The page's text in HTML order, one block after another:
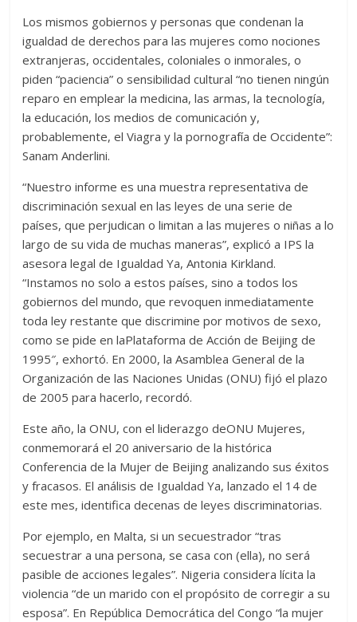
Los mismos gobiernos y personas que condenan la
igualdad de derechos para las mujeres como nociones
extranjeras, occidentales, coloniales o inmorales, o
piden “paciencia” o sensibilidad cultural “no tienen ningún
reparo en emplear la medicina, las armas, la tecnología,
la educación, los medios de comunicación y,
probablemente, el Viagra y la pornografía de Occidente”:
Sanam Anderlini.
“Nuestro informe es una muestra representativa de
discriminación sexual en las leyes de una serie de
países, que perjudican o limitan a las mujeres o niñas a lo
largo de su vida de muchas maneras”, explicó a IPS la
asesora legal de Igualdad Ya, Antonia Kirkland.
“Instamos no solo a estos países, sino a todos los
gobiernos del mundo, que revoquen inmediatamente
toda ley restante que discrimine por motivos de sexo,
como se pide en laPlataforma de Acción de Beijing de
1995″, exhortó. En 2000, la Asamblea General de la
Organización de las Naciones Unidas (ONU) fijó el plazo
de 2005 para hacerlo, recordó.
Este año, la ONU, con el liderazgo deONU Mujeres,
conmemorará el 20 aniversario de la histórica
Conferencia de la Mujer de Beijing analizando sus éxitos
y fracasos. El análisis de Igualdad Ya, lanzado el 14 de
este mes, identifica decenas de leyes discriminatorias.
Por ejemplo, en Malta, si un secuestrador “tras
secuestrar a una persona, se casa con (ella), no será
pasible de acciones legales”. Nigeria considera lícita la
violencia “de un marido con el propósito de corregir a su
esposa”. En República Democrática del Congo “la mujer